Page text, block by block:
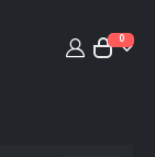
0